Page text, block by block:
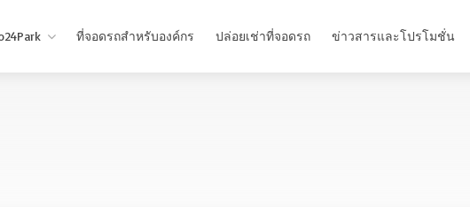
ที่จอดรถสำหรับองค์กร ปล่อยเช่าที่จอดรถ ข่าวสารและโปรโมชั่น